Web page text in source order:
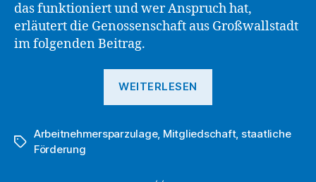
das funktioniert und wer Anspruch hat,
erläutert die Genossenschaft aus Großwallstadt
im folgenden Beitrag.
WEITERLESEN
der
Schlagwörter
Arbeitnehmersparzulage, Mitgliedschaft, staatliche
Förderung